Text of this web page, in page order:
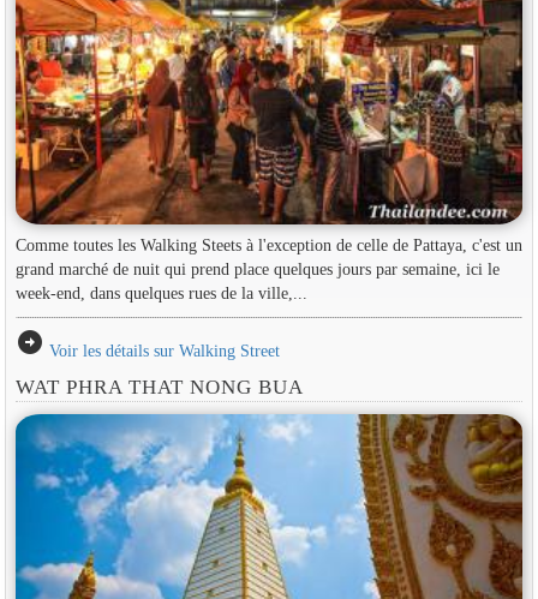
Comme toutes les Walking Steets à l'exception de celle de Pattaya, c'est un
grand marché de nuit qui prend place quelques jours par semaine, ici le
week-end, dans quelques rues de la ville,...
arrow_circle_right Voir les détails sur Walking Street
WAT PHRA THAT NONG BUA